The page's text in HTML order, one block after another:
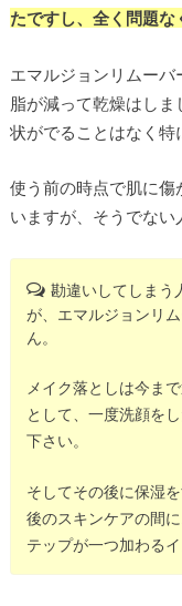
たですし、全く問題な
エマルジョンリムー
脂が減って乾燥はし
状がでることはなく特
使う前の時点で肌に傷
いますが、そうでない
勘違いしてしまう
が、エマルジョンリ
ん。
メイク落としは今ま
として、一度洗顔を
下さい。
そしてその後に保湿
後のスキンケアの間
テップが一つ加わるイ